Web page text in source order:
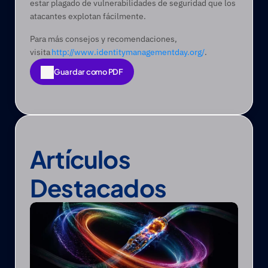
estar plagado de vulnerabilidades de seguridad que los
atacantes explotan fácilmente.
Para más consejos y recomendaciones,
visita http://www.identitymanagementday.org/.
Guardar como PDF
Guardar como PDF
Artículos
Destacados